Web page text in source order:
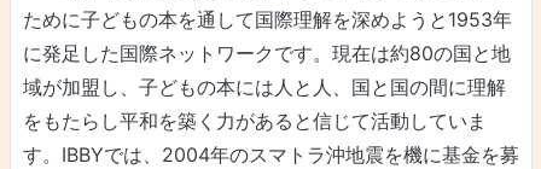
ために子どもの本を通して国際理解を深めようと1953年
に発足した国際ネットワークです。現在は約80の国と地
域が加盟し、子どもの本には人と人、国と国の間に理解
をもたらし平和を築く力があると信じて活動していま
す。IBBYでは、2004年のスマトラ沖地震を機に基金を募